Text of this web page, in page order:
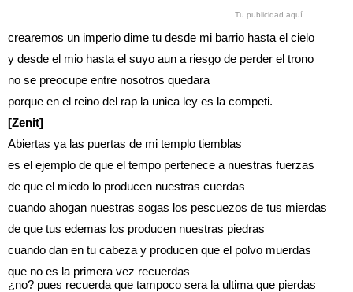
Tu publicidad aquí
crearemos un imperio dime tu desde mi barrio hasta el cielo
y desde el mio hasta el suyo aun a riesgo de perder el trono
no se preocupe entre nosotros quedara
porque en el reino del rap la unica ley es la competi.
[Zenit]
Abiertas ya las puertas de mi templo tiemblas
es el ejemplo de que el tempo pertenece a nuestras fuerzas
de que el miedo lo producen nuestras cuerdas
cuando ahogan nuestras sogas los pescuezos de tus mierdas
de que tus edemas los producen nuestras piedras
cuando dan en tu cabeza y producen que el polvo muerdas
que no es la primera vez recuerdas
¿no? pues recuerda que tampoco sera la ultima que pierdas